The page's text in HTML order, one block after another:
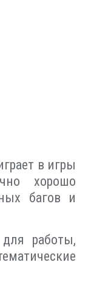
в игры
хорошо
багов и
работы,